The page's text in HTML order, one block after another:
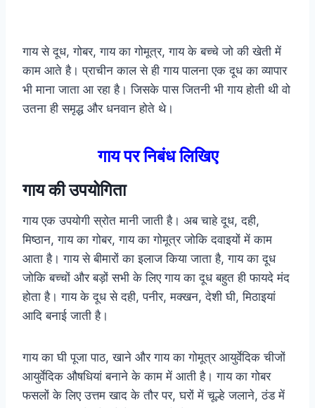
गाय से दूध, गोबर, गाय का गोमूत्र, गाय के बच्चे जो की खेती में
काम आते है। प्राचीन काल से ही गाय पालना एक दूध का व्यापार
भी माना जाता आ रहा है। जिसके पास जितनी भी गाय होती थी वो
उतना ही समृद्ध और धनवान होते थे।
गाय पर निबंध लिखिए
गाय की उपयोगिता
गाय एक उपयोगी स्रोत मानी जाती है। अब चाहे दूध, दही,
मिष्ठान, गाय का गोबर, गाय का गोमूत्र जोकि दवाइयों में काम
आता है। गाय से बीमारों का इलाज किया जाता है, गाय का दूध
जोकि बच्चों और बड़ों सभी के लिए गाय का दूध बहुत ही फायदे मंद
होता है। गाय के दूध से दही, पनीर, मक्खन, देशी घी, मिठाइयां
आदि बनाई जाती है।
गाय का घी पूजा पाठ, खाने और गाय का गोमूत्र आयुर्वेदिक चीजों
आयुर्वेदिक औषधियां बनाने के काम में आती है। गाय का गोबर
फसलों के लिए उत्तम खाद के तौर पर, घरों में चूल्हे जलाने, ठंड में